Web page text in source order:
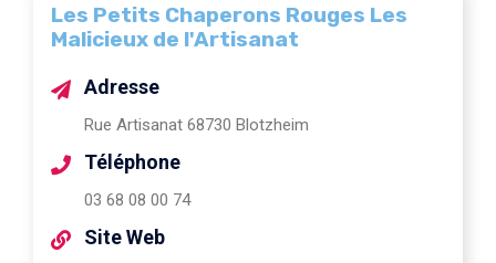
Les Petits Chaperons Rouges Les
Malicieux de l'Artisanat
Adresse
Rue Artisanat 68730 Blotzheim
Téléphone
03 68 08 00 74
Site Web